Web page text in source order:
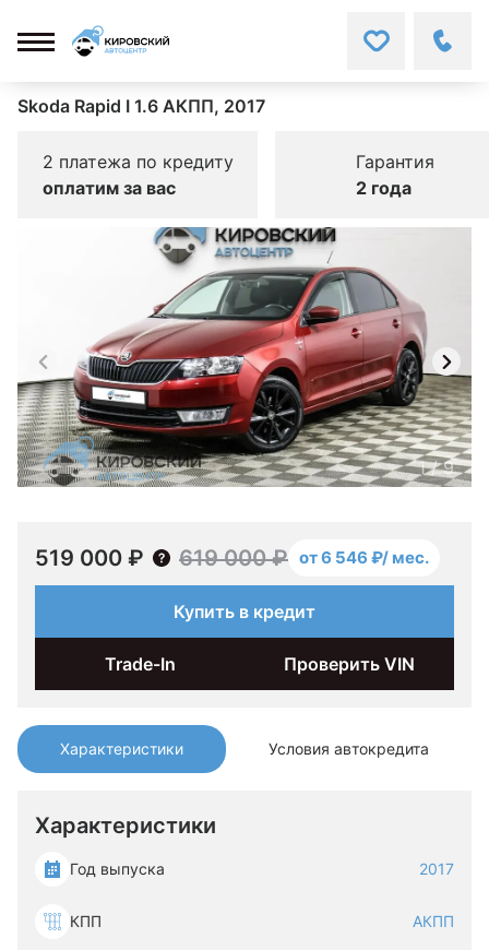
Skoda Rapid I 1.6 АКПП, 2017
2 платежа по кредиту
оплатим за вас
Гарантия
2 года
Характеристики Условия автокредита
Характеристики
Год выпуска 2017
КПП АКПП
1/9
519 000 ₽ 619 000 ₽ от 6 546 ₽/ мес.
Купить в кредит
Trade-In Проверить VIN